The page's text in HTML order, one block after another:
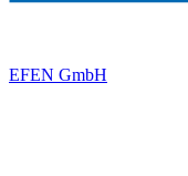
EFEN GmbH